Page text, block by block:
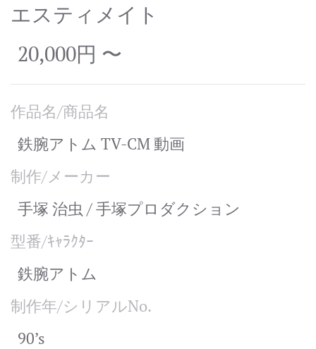
エスティメイト
20,000円 〜
作品名/商品名
鉄腕アトム TV-CM 動画
制作/メーカー
手塚 治虫 / 手塚プロダクション
型番/ｷｬﾗｸﾀｰ
鉄腕アトム
制作年/シリアルNo.
90’s